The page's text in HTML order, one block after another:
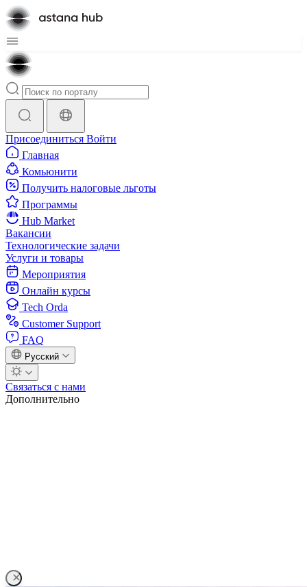
Присоединиться Войти
Главная
Комьюнити
Получить налоговые льготы
Программы
Hub Market
Вакансии
Технологические задачи
Услуги и товары
Мероприятия
Онлайн курсы
Tech Orda
Customer Support
FAQ
Русский
Связаться с нами
Дополнительно